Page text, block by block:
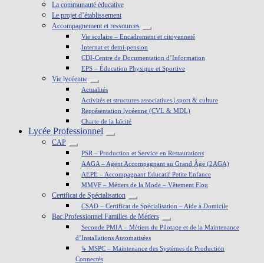
La communauté éducative
Le projet d’établissement
Accompagnement et ressources
Vie scolaire – Encadrement et citoyenneté
Internat et demi-pension
CDI-Centre de Documentation d’Information
EPS – Éducation Physique et Sportive
Vie lycéenne
Actualités
Activités et structures associatives | sport & culture
Représentation lycéenne (CVL & MDL)
Charte de la laïcité
Lycée Professionnel
CAP
PSR – Production et Service en Restaurations
AAGA – Agent Accompagnant au Grand Âge (2AGA)
AEPE – Accompagnant Educatif Petite Enfance
MMVF – Métiers de la Mode – Vêtement Flou
Certificat de Spécialisation
CSAD – Certificat de Spécialisation – Aide à Domicile
Bac Professionnel Familles de Métiers
Seconde PMIA – Métiers du Pilotage et de la Maintenance
d’Installations Automatisées
↳ MSPC – Maintenance des Systèmes de Production
Connectés